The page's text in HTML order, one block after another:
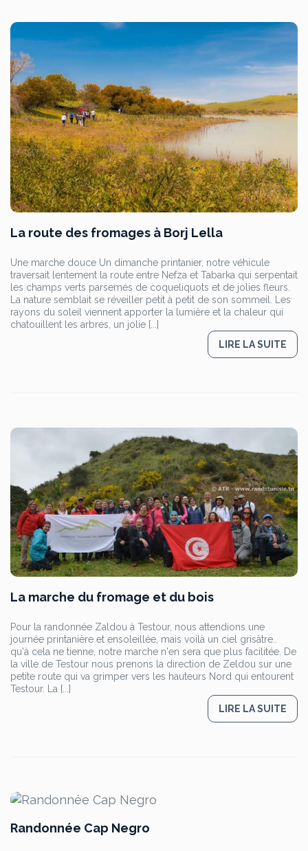
La route des fromages à Borj Lella
Une marche douce Un dimanche printanier, notre véhicule
traversait lentement la route entre Nefza et Tabarka qui serpentait
les champs verts parsemés de coqueliquots et de jolies fleurs.
La nature semblait se réveiller petit à petit de son sommeil. Les
rayons du soleil viennent apporter la lumière et la chaleur qui
chatouillent les arbres, un jolie [...]
LIRE LA SUITE
La marche du fromage et du bois
Pour la randonnée Zaldou à Testour, nous attendions une
journée printanière et ensoleillée, mais voilà un ciel grisâtre..
qu'à cela ne tienne, notre marche n'en sera que plus facilitée. De
la ville de Testour nous prenons la direction de Zeldou sur une
petite route qui va grimper vers les hauteurs Nord qui entourent
Testour. La [...]
LIRE LA SUITE
Randonnée Cap Negro